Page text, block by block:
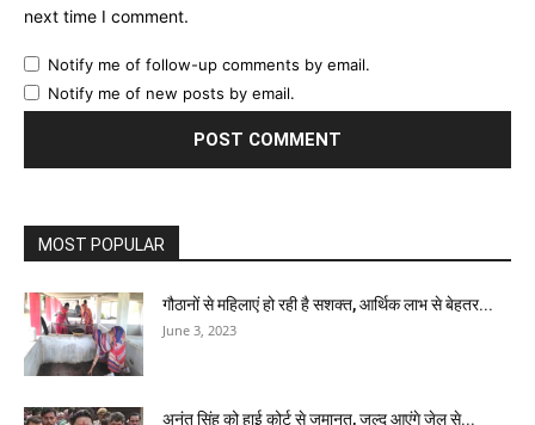
next time I comment.
Notify me of follow-up comments by email.
Notify me of new posts by email.
MOST POPULAR
गौठानों से महिलाएं हो रही है सशक्त, आर्थिक लाभ से बेहतर...
June 3, 2023
अनंत सिंह को हाई कोर्ट से जमानत, जल्द आएंगे जेल से...